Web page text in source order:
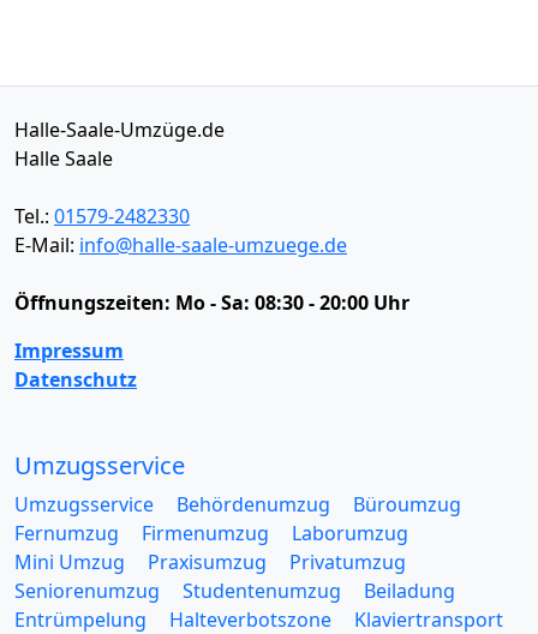
Halle-Saale-Umzüge.de
Halle Saale
Tel.: 01579-2482330
E-Mail: info@halle-saale-umzuege.de
Öffnungszeiten: Mo - Sa: 08:30 - 20:00 Uhr
Impressum
Datenschutz
Umzugsservice
Umzugsservice Behördenumzug
Büroumzug
Fernumzug
Firmenumzug
Laborumzug
Mini Umzug
Praxisumzug
Privatumzug
Seniorenumzug
Studentenumzug
Beiladung
Entrümpelung
Halteverbotszone
Klaviertransport